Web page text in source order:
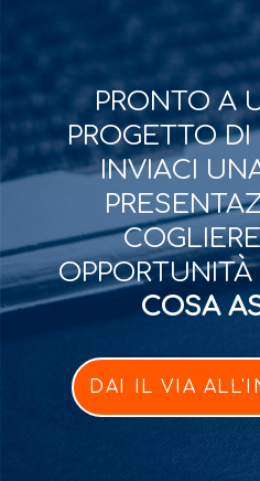
PRONTO A
PROGETTO
INVIACI
COSA
DAI IL VIA